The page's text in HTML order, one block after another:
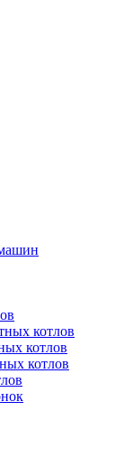
котлов
котлов
котлов